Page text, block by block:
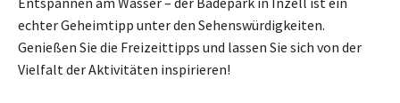
echter Geheimtipp unter den Sehenswürdigkeiten.
Genießen Sie die Freizeittipps und lassen Sie sich von der
Vielfalt der Aktivitäten inspirieren!